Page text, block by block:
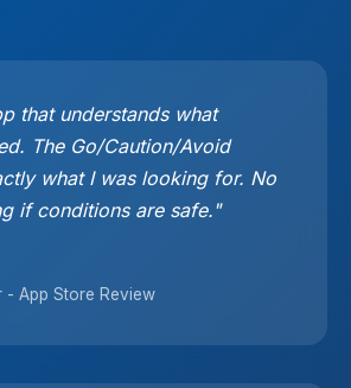
that understands what
The Go/Caution/Avoid
what I was looking for. No
if conditions are safe."
- App Store Review